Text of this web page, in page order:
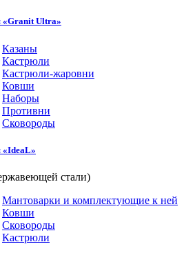
«Granit Ultra»
Казаны
Кастрюли
Кастрюли-жаровни
Ковши
Наборы
Противни
Сковороды
«IdeaL»
стали)
Мантоварки и комплектующие к ней
Ковши
Сковороды
Кастрюли